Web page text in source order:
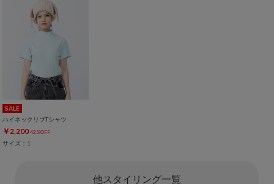
SALE
ハイネックリブTシャツ
￥2,200 42%OFF
サイズ：1
他スタイリング一覧